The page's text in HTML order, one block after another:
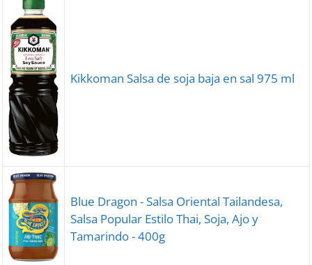
Kikkoman Salsa de soja baja en sal 975 ml
Blue Dragon - Salsa Oriental Tailandesa,
Salsa Popular Estilo Thai, Soja, Ajo y
Tamarindo - 400g